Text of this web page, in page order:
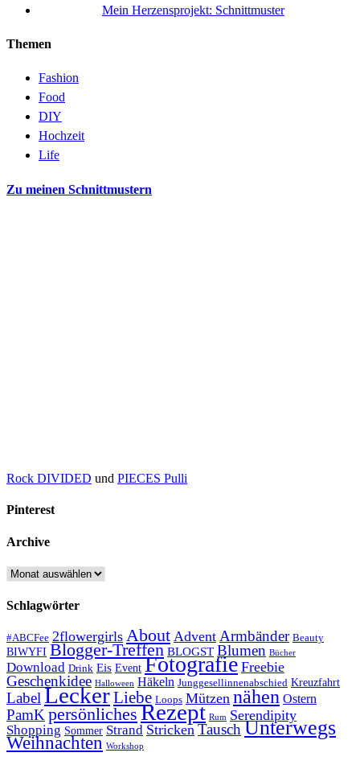
Mein Herzensprojekt: Schnittmuster
Themen
Fashion
Food
DIY
Hochzeit
Life
Zu meinen Schnittmustern
Rock DIVIDED und PIECES Pulli
Pinterest
Archive
Archive
Schlagwörter
#ABCFee 2flowergirls About Advent Armbänder Beauty
BIWYFI Blogger-Treffen BLOGST Blumen Bücher
Download Drink Eis Event Fotografie Freebie
Geschenkidee Halloween Häkeln Junggesellinnenabschied Kreuzfahrt
LabelLeckerLiebe Loops Mützen nähen Ostern
PamKpersönliches Rezept Rum Serendipity
Shopping Sommer Strand Stricken TauschUnterwegs
Weihnachten Workshop